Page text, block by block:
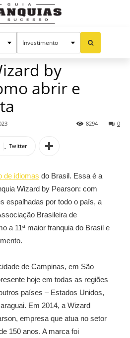
by
abrir e
0
8294
Twitter
de idiomas do Brasil. Essa é a
Wizard by Pearson: com
espalhadas por todo o país, a
Brasileira de
a 11ª maior franquia do Brasil e
de Campinas, em São
hoje em todas as regiões
países – Estados Unidos,
Em 2014, a Wizard
empresa que atua no setor
150 anos. A marca foi